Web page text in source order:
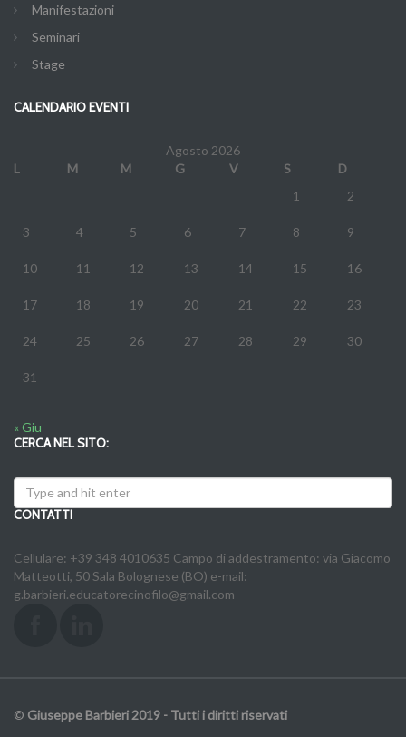
Manifestazioni
Seminari
Stage
CALENDARIO EVENTI
Agosto 2026
L
M M G V S
D
1
2
3 4 5 6 7 8 9
10 11 12 13 14 15 16
17 18 19 20 21 22 23
24 25 26 27 28 29 30
31
« Giu
CERCA NEL SITO:
CONTATTI
Cellulare: +39 348 4010635 Campo di addestramento: via Giacomo
Matteotti, 50 Sala Bolognese (BO) e-mail:
g.barbieri.educatorecinofilo@gmail.com
© Giuseppe Barbieri 2019 - Tutti i diritti riservati